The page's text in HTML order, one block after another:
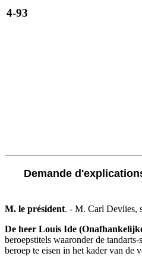
4-93
Demande
M. le président. - M. Carl Devlies,
De heer Louis Ide
beroepstitels waaronder de
beroep te eisen in het kader van de